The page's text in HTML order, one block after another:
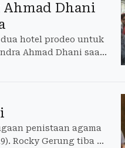
Dhani
hotel prodeo untuk
Ahmad Dhani saat
Negeri Surabaya,
penistaan agama
Rocky Gerung tiba di